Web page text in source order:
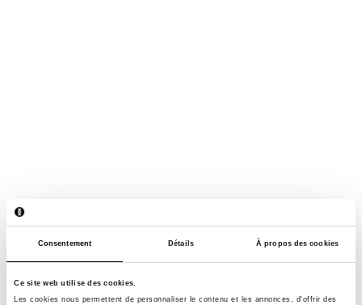
Consentement Détails À propos des cookies
Ce site web utilise des cookies.
Les cookies nous permettent de personnaliser le contenu et les annonces, d'offrir des